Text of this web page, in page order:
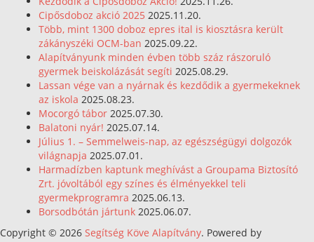
Cipősdoboz akció 2025 2025.11.20.
Több, mint 1300 doboz epres ital is kiosztásra került
zákányszéki OCM-ban 2025.09.22.
Alapítványunk minden évben több száz rászoruló
gyermek beiskolázását segíti 2025.08.29.
Lassan vége van a nyárnak és kezdődik a gyermekeknek
az iskola 2025.08.23.
Mocorgó tábor 2025.07.30.
Balatoni nyár! 2025.07.14.
Július 1. – Semmelweis-nap, az egészségügyi dolgozók
világnapja 2025.07.01.
Harmadízben kaptunk meghívást a Groupama Biztosító
Zrt. jóvoltából egy színes és élményekkel teli
gyermekprogramra 2025.06.13.
Borsodbótán jártunk 2025.06.07.
Copyright © 2026 Segítség Köve Alapítvány. Powered by